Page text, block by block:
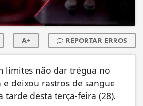
A+ REPORTAR ERROS
limites não dar trégua no
e deixou rastros de sangue
tarde desta terça-feira (28).